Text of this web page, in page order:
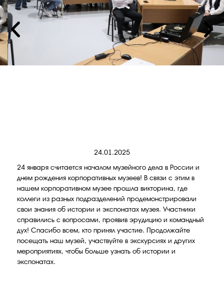
24.01.2025
24 января считается началом музейного дела в России и
днем рождения корпоративных музеев! В связи с этим в
нашем корпоративном музее прошла викторина, где
коллеги из разных подразделений продемонстрировали
свои знания об истории и экспонатах музея. Участники
справились с вопросами, проявив эрудицию и командный
дух! Спасибо всем, кто принял участие. Продолжайте
посещать наш музей, участвуйте в экскурсиях и других
мероприятиях, чтобы больше узнать об истории и
экспонатах.